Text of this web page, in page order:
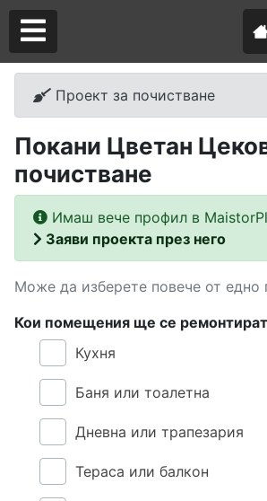
Проект за почистване
Покани Цветан
почистване
Имаш вече профил в
Заяви проекта през него
Може да изберете повече от
Кои помещения ще се
Кухня
Баня или тоалетна
Дневна или трапезария
Тераса или балкон
Аз съм майстор
Търся майстор